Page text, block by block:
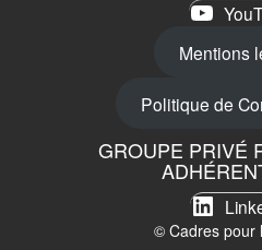
Mentions
Politique de
GROUPE PRIVÉ
© Cadres pour